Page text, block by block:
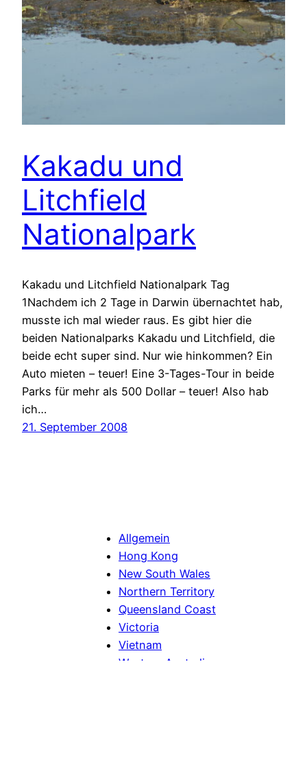
Kakadu und
Litchfield
Nationalpark
Kakadu und Litchfield Nationalpark Tag
1Nachdem ich 2 Tage in Darwin übernachtet hab,
musste ich mal wieder raus. Es gibt hier die
beiden Nationalparks Kakadu und Litchfield, die
beide echt super sind. Nur wie hinkommen? Ein
Auto mieten – teuer! Eine 3-Tages-Tour in beide
Parks für mehr als 500 Dollar – teuer! Also hab
ich…
21. September 2008
Allgemein
Hong Kong
New South Wales
Northern Territory
Queensland Coast
Victoria
Vietnam
Western Australia